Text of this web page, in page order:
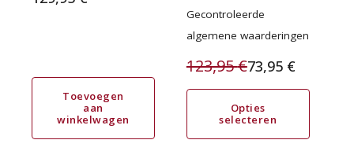
Toevoegen
aan
winkelwagen
5.00
uit 5
Gecontroleerde
algemene waarderingen
123,95€
Oorspronkelijke
was:
73,95 €
Huidige
is:
Opties
selecteren
worden
op
productpagina